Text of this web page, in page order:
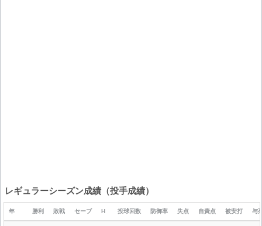
レギュラーシーズン成績（投手成績）
年 勝利 敗戦 セーブ H 投球回数 防御率 失点 自責点 被安打 与